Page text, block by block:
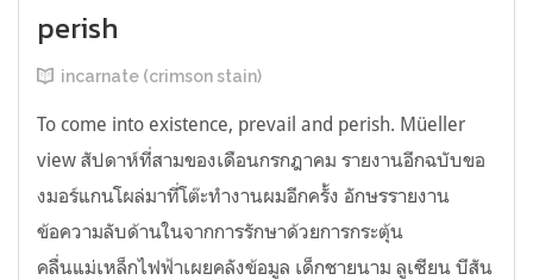
perish
incarnate (crimson stain)
To come into existence, prevail and perish. Müeller
view สัปดาห์ที่สามของเดือนกรกฎาคม รายงานอีกฉบับขอ
งมอร์แกนโผล่มาที่โต๊ะทำงานผมอีกครั้ง อักษรรายงาน
ข้อความลับด้านในจากการรักษาด้วยการกระตุ้น
คลื่นแม่เหล็กไฟฟ้าเผยคลังข้อมูล เด็กชายนาม ลูเซียน บีสัน